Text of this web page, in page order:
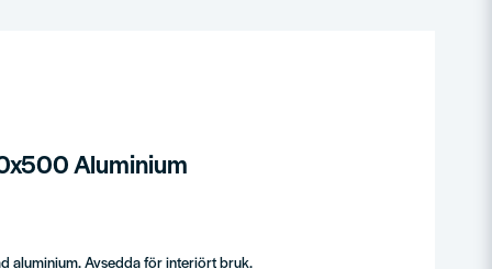
Aluminium
aluminium. Avsedda för interiört bruk.